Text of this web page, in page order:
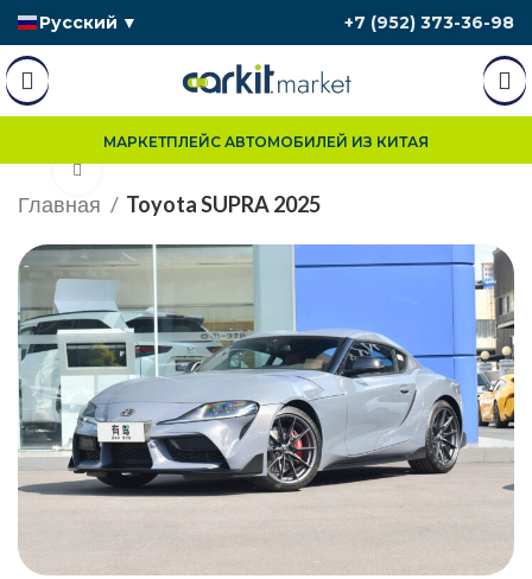
Русский ▼ +7 (952) 373-36-98
МАРКЕТПЛЕЙС АВТОМОБИЛЕЙ ИЗ КИТАЯ
Главная Toyota SUPRA 2025